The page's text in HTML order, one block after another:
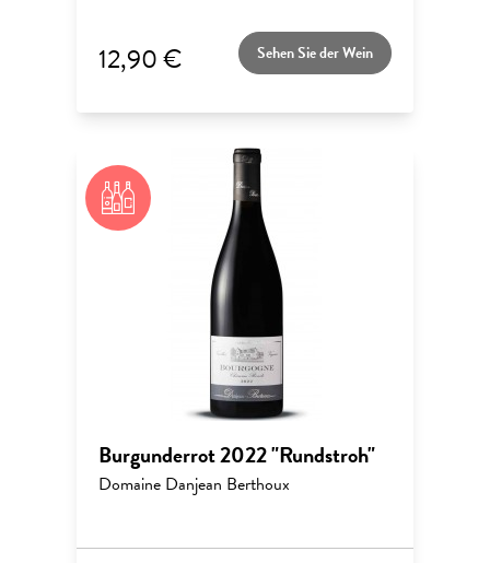
12,90 € Sehen Sie der Wein
Burgunderrot 2022 "Rundstroh"
Domaine Danjean Berthoux